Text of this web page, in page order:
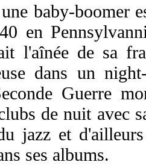
baby-boomer
en
l'aînée de sa
dans un
Guerre
de nuit avec
jazz et
ses albums.